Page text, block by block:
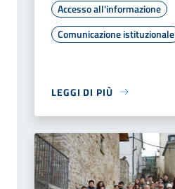
Accesso all'informazione
Comunicazione istituzionale
LEGGI DI PIÙ